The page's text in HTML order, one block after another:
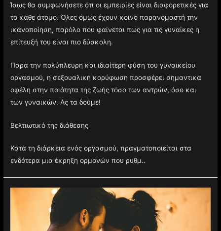
Ίσως θα συμφωνήσετε ότι οι εμπειρίες είναι διαφορετικές για
το κάθε άτομο. Όλες όμως έχουν κοινό παρανομαστή την
ικανοποίηση, παρόλο που φαίνεται πως για τις γυναίκες η
επίτευξή του είναι πιο δύσκολη.
Παρά την πολύπλευρη και ιδιαίτερη φύση του γυναικείου
οργασμού, η σεξουαλική κορύφωση προσφέρει σημαντικά
οφέλη στην ποιότητα της ζωής τόσο των αντρών, όσο και
των γυναικών. Ας τα δούμε!
Βελτιωτικό της διάθεσης
Κατά τη διάρκεια ενός οργασμού, πραγματοποιείται στα
ενδότερα μια έκρηξη ορμονών που ρυθμ..